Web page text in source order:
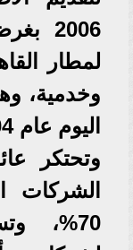
لمطار
وخدمية،
اليوم عام 2004.
وتحتكر
الشركات